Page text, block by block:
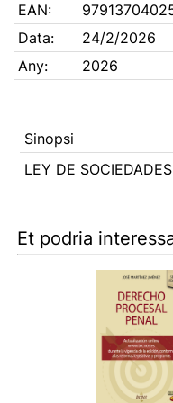
EAN:
Data:
24/2/2026
Any:
2026
Sinopsi
LEY DE
Et podria